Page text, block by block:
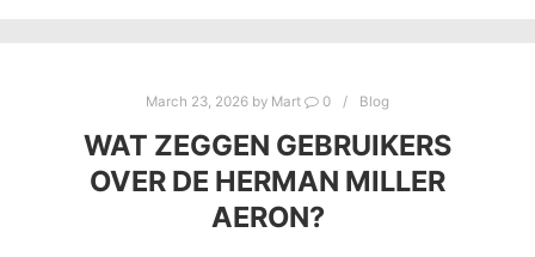
March 23, 2026 by Mart 0 Blog
WAT ZEGGEN GEBRUIKERS
OVER DE HERMAN MILLER
AERON?